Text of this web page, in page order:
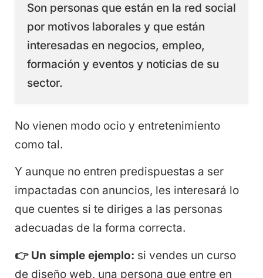
Son personas que están en la red social
por motivos laborales y que están
interesadas en negocios, empleo,
formación y eventos y noticias de su
sector.
No vienen modo ocio y entretenimiento
como tal.
Y aunque no entren predispuestas a ser
impactadas con anuncios, les interesará lo
que cuentes si te diriges a las personas
adecuadas de la forma correcta.
👉Un simple ejemplo: si vendes un curso
de diseño web, una persona que entre en